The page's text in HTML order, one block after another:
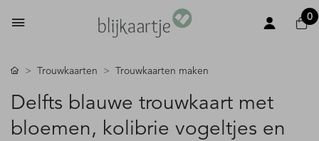
0
Trouwkaarten Trouwkaarten maken
Delfts blauwe trouwkaart met
bloemen, kolibrie vogeltjes en